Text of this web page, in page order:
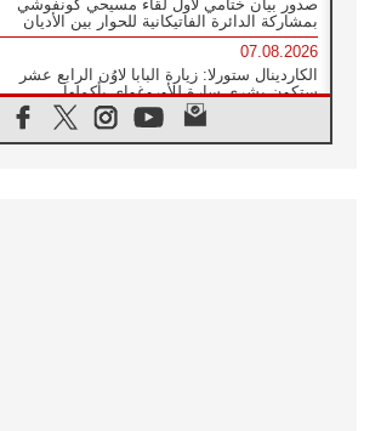
صدور بيان ختامي لأول لقاء مسيحي كونفوشي
بمشاركة الدائرة الفاتيكانية للحوار بين الأديان
07.08.2026
الكاردينال ستورلا: زيارة البابا لاوُن الرابع عشر
ستكون بشرى سارة للأوروغواي بأكملها
الفاتيكان يعلن برنامج الزيارة الرسولية للبابا لاوُن